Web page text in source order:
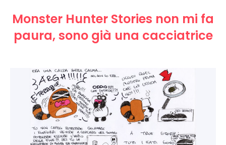
Monster Hunter Stories non mi fa
paura, sono già una cacciatrice